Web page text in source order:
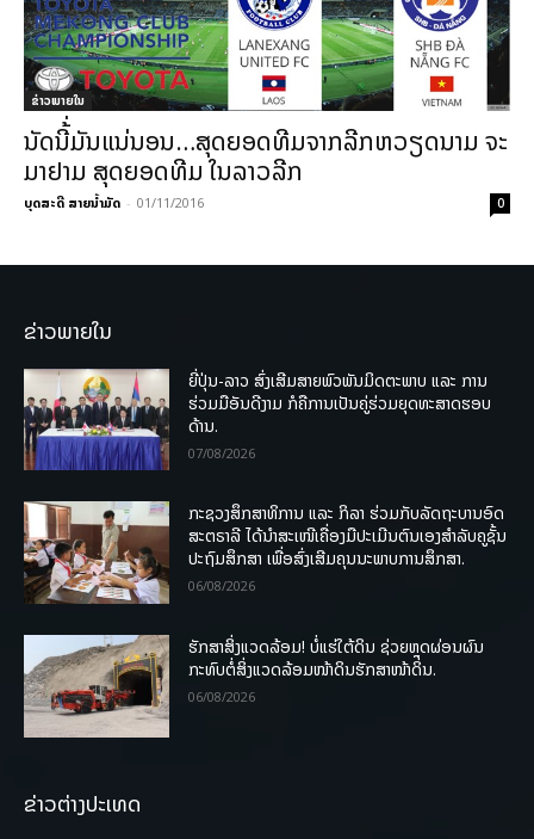
ຂ່າວພາຍ​ໃນ
ນັດນີ້່ມັນແນ່ນອນ…ສຸດຍອດທີມຈາກລີກຫວຽດນາມ ຈະ
ມາຢາມ ສຸດຍອດທີມ ໃນລາວລີກ
ບຸດສະດີ ສາຍນ້ຳມັດ - 01/11/2016 0
ຂ່າວພາຍໃນ
ຍີ່ປຸ່ນ-ລາວ ສົ່ງເສີມສາຍພົວພັນມິດຕະພາບ ແລະ ການ
ຮ່ວມມືອັນດີງາມ ກໍຄືການເປັນຄູ່ຮ່ວມຍຸດທະສາດຮອບ
ດ້ານ.
07/08/2026
ກະຊວງສຶກສາທິການ ແລະ ກິລາ ຮ່ວມກັບລັດຖະບານອົດ
ສະຕຣາລີ ໄດ້ນຳສະເໜີເຄື່ອງມືປະເມີນຕົນເອງສຳລັບຄູຊັ້ນ
ປະຖົມສຶກສາ ເພື່ອສົ່ງເສີມຄຸນນະພາບການສຶກສາ.
06/08/2026
ຮັກສາສິ່ງແວດລ້ອມ! ບໍ່ແຮ່ໃຕ້ດິນ ຊ່ວຍຫຼຸດຜ່ອນຜົນ
ກະທົບຕໍ່ສິ່ງແວດລ້ອມໜ້າດິນຮັກສາໜ້າດິນ.
06/08/2026
ຂ່າວຕ່າງປະເທດ